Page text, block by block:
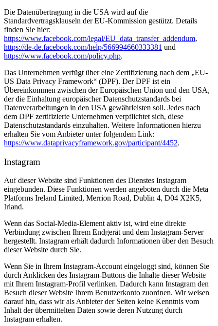
Die Datenübertragung in die USA wird auf die
Standardvertragsklauseln der EU-Kommission gestützt. Details
finden Sie hier:
https://www.facebook.com/legal/EU_data_transfer_addendum,
https://de-de.facebook.com/help/566994660333381 und
https://www.facebook.com/policy.php.
Das Unternehmen verfügt über eine Zertifizierung nach dem „EU-
US Data Privacy Framework“ (DPF). Der DPF ist ein
Übereinkommen zwischen der Europäischen Union und den USA,
der die Einhaltung europäischer Datenschutzstandards bei
Datenverarbeitungen in den USA gewährleisten soll. Jedes nach
dem DPF zertifizierte Unternehmen verpflichtet sich, diese
Datenschutzstandards einzuhalten. Weitere Informationen hierzu
erhalten Sie vom Anbieter unter folgendem Link:
https://www.dataprivacyframework.gov/participant/4452.
Instagram
Auf dieser Website sind Funktionen des Dienstes Instagram
eingebunden. Diese Funktionen werden angeboten durch die Meta
Platforms Ireland Limited, Merrion Road, Dublin 4, D04 X2K5,
Irland.
Wenn das Social-Media-Element aktiv ist, wird eine direkte
Verbindung zwischen Ihrem Endgerät und dem Instagram-Server
hergestellt. Instagram erhält dadurch Informationen über den Besuch
dieser Website durch Sie.
Wenn Sie in Ihrem Instagram-Account eingeloggt sind, können Sie
durch Anklicken des Instagram-Buttons die Inhalte dieser Website
mit Ihrem Instagram-Profil verlinken. Dadurch kann Instagram den
Besuch dieser Website Ihrem Benutzerkonto zuordnen. Wir weisen
darauf hin, dass wir als Anbieter der Seiten keine Kenntnis vom
Inhalt der übermittelten Daten sowie deren Nutzung durch
Instagram erhalten.